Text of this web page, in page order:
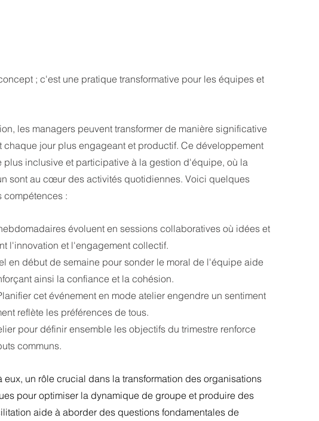
; c'est une pratique transformative pour les équipes et
les managers peuvent transformer de manière significative
jour plus engageant et productif. Ce développement
inclusive et participative à la gestion d'équipe, où la
sont au cœur des activités quotidiennes. Voici quelques
:
évoluent en sessions collaboratives où idées et
l'innovation et l'engagement collectif.
en début de semaine pour sonder le moral de l'équipe aide
ainsi la confiance et la cohésion.
cet événement en mode atelier engendre un sentiment
reflète les préférences de tous.
pour définir ensemble les objectifs du trimestre renforce
communs.
un rôle crucial dans la transformation des organisations
pour optimiser la dynamique de groupe et produire des
aide à aborder des questions fondamentales de